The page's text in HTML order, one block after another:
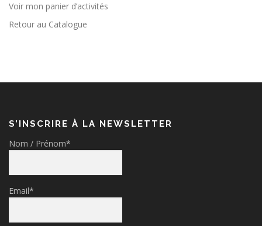
Voir mon panier d’activités
Retour au Catalogue
S’INSCRIRE À LA NEWSLETTER
Nom / Prénom*
Email*